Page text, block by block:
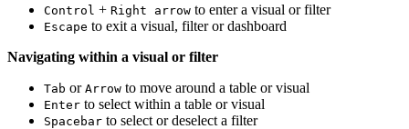
Control + Right arrow to enter a visual or filter
Escape to exit a visual, filter or dashboard
Navigating within a visual or filter
Tab or Arrow to move around a table or visual
Enter to select within a table or visual
Spacebar to select or deselect a filter